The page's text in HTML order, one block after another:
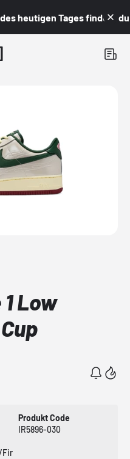
heutigen Tages findest du
Low
Produkt Code
IR5896-030
Fir